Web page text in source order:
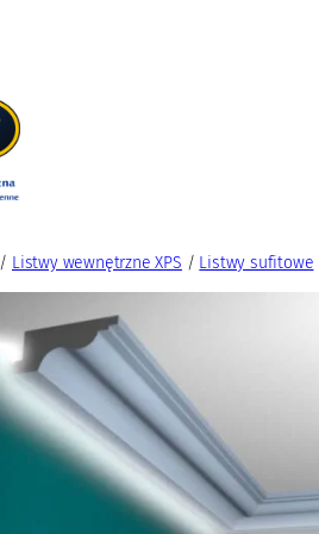
/ Listwy wewnętrzne XPS / Listwy sufitowe